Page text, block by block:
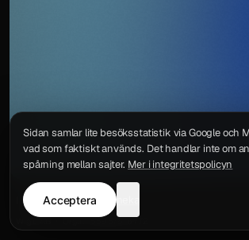
IntegritetspolicyKontakt
Sidan samlar lite besöksstatistik via Google och
vad som faktiskt används. Det handlar inte om
spårning mellan sajter. Mer i integritetspolicyn
Acceptera neka